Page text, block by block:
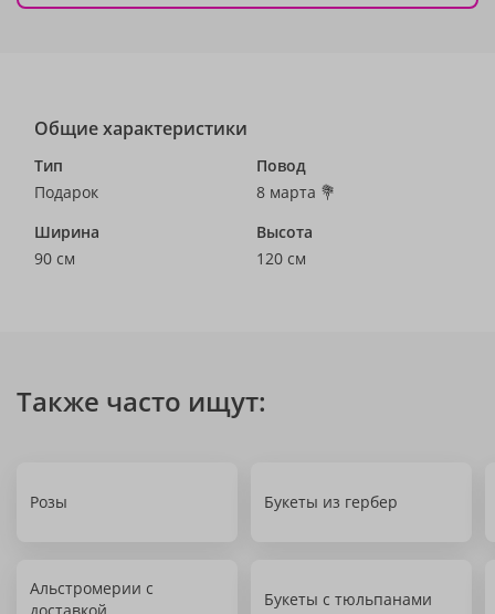
Общие характеристики
Тип
Подарок
Повод
8 марта 💐
Ширина
90 см
Высота
120 см
Также часто ищут:
Розы Букеты из гербер
Альстромерии с
Букеты с тюльпанами